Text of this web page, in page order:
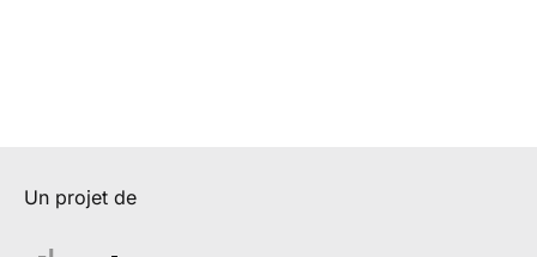
Un projet de